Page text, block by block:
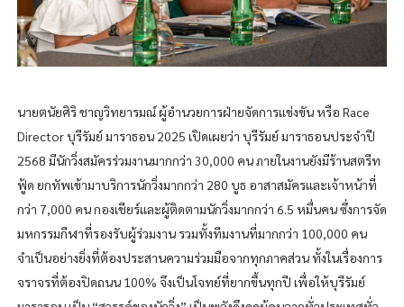
นายตนัยศิริ ชาญวิทยารมณ์ ผู้อำนวยการฝ่ายจัดการแข่งขัน หรือ Race
Director บุรีรัมย์ มาราธอน 2025 เปิดเผยว่า บุรีรัมย์ มาราธอนประจำปี
2568 มีนักวิ่งสมัครร่วมงานมากกว่า 30,000 คน ภายในงานยังมีร้านสตรีท
ฟู้ด ยกทัพเข้ามาบริการนักวิ่งมากกว่า 280 บูธ อาสาสมัครและเจ้าหน้าที่
กว่า 7,000 คน กองเชียร์และผู้ติดตามนักวิ่งมากกว่า 6.5 หมื่นคน ซึ่งการจัด
มหกรรมกีฬาที่รองรับผู้ร่วมงาน รวมทั้งทีมงานที่มากกว่า 100,000 คน
จำเป็นอย่างยิ่งที่ต้องประสานความร่วมมือจากทุกภาคส่วน ทั้งในเรื่องการ
จราจรที่ต้องปิดถนน 100% จึงเป็นโจทย์ที่ยากขึ้นทุกปี เพื่อให้บุรีรัมย์